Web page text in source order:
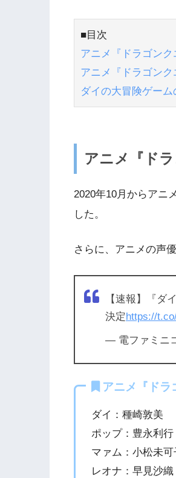
■目次
アニメ『ドラゴン
アニメ『ドラゴン
ダイの大冒険ゲー
アニメ『ド
2020年10月からアニ
した。
さらに、アニメの声
【速報】『ダ
決定https://
— 電ファミニ
アニメ『ドラ
ダイ：種崎敦美
ポップ：豊永利行
マァム：小松未可
レオナ：早見沙織